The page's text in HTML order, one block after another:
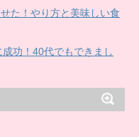
た！やり方と美味しい食
功！40代でもできまし